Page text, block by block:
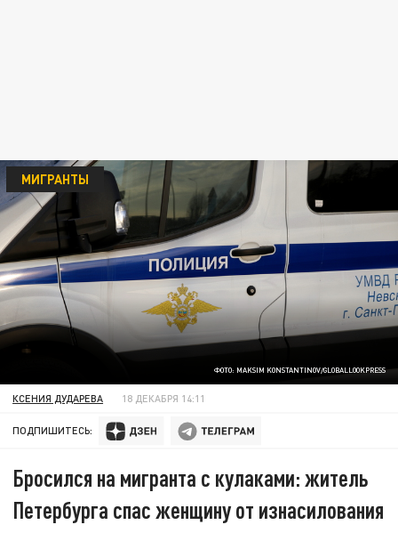
ФОТО: MAKSIM KONSTANTINOV/GLOBALLOOKPRESS
МИГРАНТЫ
КСЕНИЯ ДУДАРЕВА 18 ДЕКАБРЯ 14:11
ПОДПИШИТЕСЬ:
Бросился на мигранта с кулаками: житель
Петербурга спас женщину от изнасилования